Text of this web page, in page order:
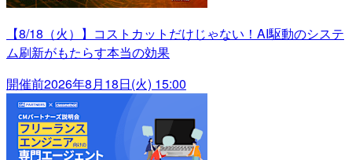
【8/18（火）】コストカットだけじゃない！AI駆動のシステ
ム刷新がもたらす本当の効果
開催前2026年8月18日(火) 15:00